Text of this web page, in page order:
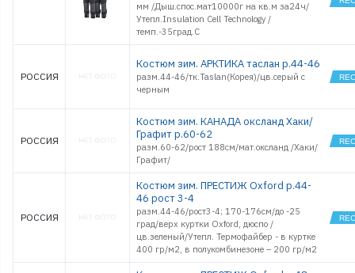
мм /Дыш.спос.мат10000г на кв.м за24ч/
Утепл.Insulation Cell Technology /
темп.-35град.С
РОССИЯ
Костюм зим. АРКТИКА таслан р.44-46
разм.44-46/тк.Taslan(Корея)/цв.серый с
черным
РОССИЯ
Костюм зим. КАНАДА оксланд Хаки/
Графит р.60-62
разм.60-62/рост 188см/мат.оксланд /Хаки/
Графит/
РОССИЯ
Костюм зим. ПРЕСТИЖ Oxford р.44-
46 рост 3-4
разм.44-46/рост3-4; 170-176см/до -25
град/верх куртки Oxford, дюспо /
цв.зеленый/Утепл. Термофайбер - в куртке
400 гр/м2, в полукомбинезоне – 200 гр/м2